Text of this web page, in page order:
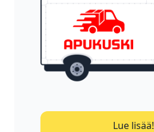
Lue lisää!